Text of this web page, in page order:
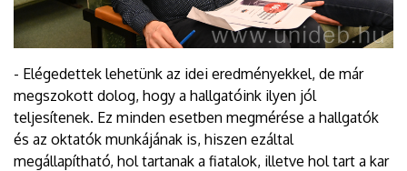
- Elégedettek lehetünk az idei eredményekkel, de már
megszokott dolog, hogy a hallgatóink ilyen jól
teljesítenek. Ez minden esetben megmérése a hallgatók
és az oktatók munkájának is, hiszen ezáltal
megállapítható, hol tartanak a fiatalok, illetve hol tart a kar